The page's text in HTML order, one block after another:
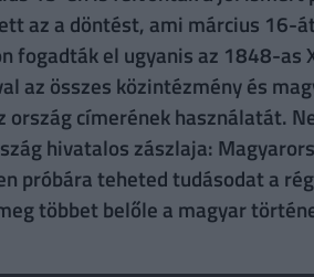
az a döntést, ami március 16-
fogadták el ugyanis az 1848-as
az összes közintézmény és
címerének használatát.
hivatalos zászlaja:
próbára teheted tudásodat a
többet belőle a magyar